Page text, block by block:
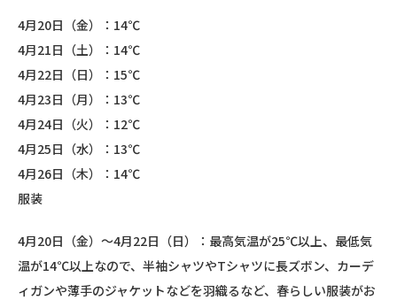
4月20日（金）：14℃
4月21日（土）：14℃
4月22日（日）：15℃
4月23日（月）：13℃
4月24日（火）：12℃
4月25日（水）：13℃
4月26日（木）：14℃
服装
4月20日（金）～4月22日（日）：最高気温が25℃以上、最低気
温が14℃以上なので、半袖シャツやTシャツに長ズボン、カーデ
ィガンや薄手のジャケットなどを羽織るなど、春らしい服装がお